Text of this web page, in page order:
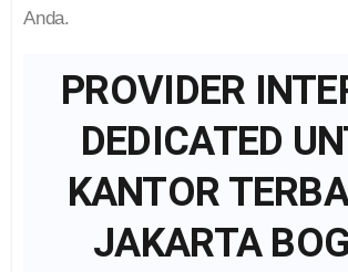
Anda.
PROVIDER
DEDICATED
KANTOR
JAKARTA